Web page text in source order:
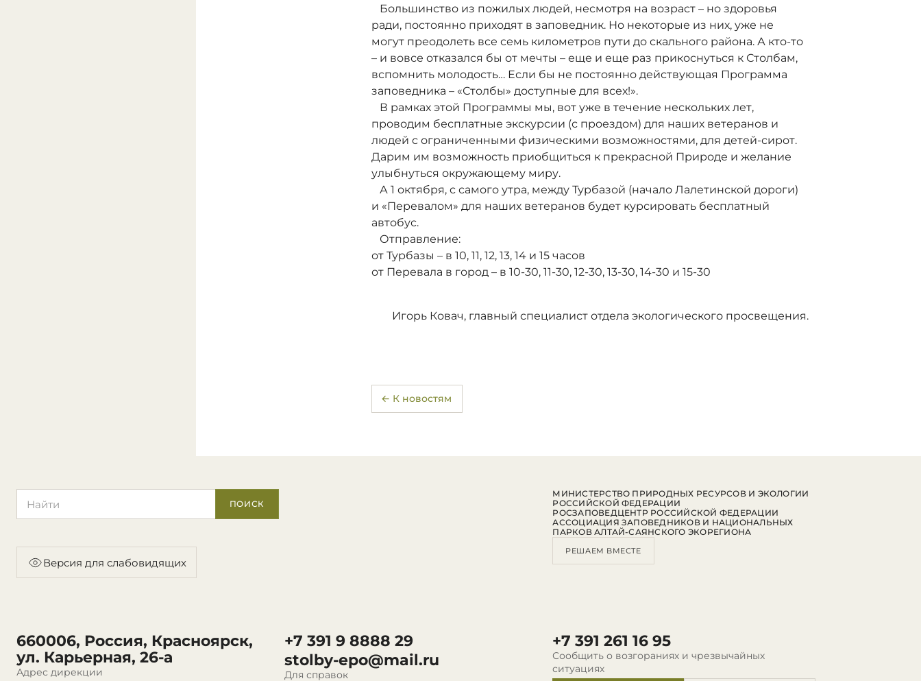
Большинство из пожилых людей, несмотря на возраст – но здоровья
ради, постоянно приходят в заповедник. Но некоторые из них, уже не
могут преодолеть все семь километров пути до скального района. А кто-то
– и вовсе отказался бы от мечты – еще и еще раз прикоснуться к Столбам,
вспомнить молодость… Если бы не постоянно действующая Программа
заповедника – «Столбы» доступные для всех!».
В рамках этой Программы мы, вот уже в течение нескольких лет,
проводим бесплатные экскурсии (с проездом) для наших ветеранов и
людей с ограниченными физическими возможностями, для детей-сирот.
Дарим им возможность приобщиться к прекрасной Природе и желание
улыбнуться окружающему миру.
А 1 октября, с самого утра, между Турбазой (начало Лалетинской дороги)
и «Перевалом» для наших ветеранов будет курсировать бесплатный
автобус.
Отправление:
от Турбазы – в 10, 11, 12, 13, 14 и 15 часов
от Перевала в город – в 10-30, 11-30, 12-30, 13-30, 14-30 и 15-30
Игорь Ковач, главный специалист отдела экологического просвещения.
← К новостям
ПОИСК
Версия для слабовидящих
660006, Россия, Красноярск,
ул. Карьерная, 26-а
Адрес дирекции
+7 391 9 8888 29
stolby-epo@mail.ru
Для справок
+7 391 261 16 95
Сообщить о возгораниях и чрезвычайных
ситуациях
МИНИСТЕРСТВО ПРИРОДНЫХ РЕСУРСОВ И ЭКОЛОГИИ
РОССИЙСКОЙ ФЕДЕРАЦИИ
РОСЗАПОВЕДЦЕНТР РОССИЙСКОЙ ФЕДЕРАЦИИ
АССОЦИАЦИЯ ЗАПОВЕДНИКОВ И НАЦИОНАЛЬНЫХ
ПАРКОВ АЛТАЙ-САЯНСКОГО ЭКОРЕГИОНА
РЕШАЕМ ВМЕСТЕ